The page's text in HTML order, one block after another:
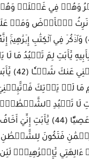
وَهُمۡ فِي غَفۡلَةٖ وَهُمۡ
نَرِثُ ٱلۡأَرۡضَ وَمَنۡ
يُرۡجَعُونَ (40) وَٱذۡكُرۡ فِي ٱلۡكِتَٰبِ
لِأَبِيهِ يَٰٓأَبَتِ لِمَ تَعۡبُدُ مَا
يُبۡصِرُ
لَمۡ يَأۡتِكَ
(43) يَٰٓأَبَتِ لَا تَعۡبُدِ
كَانَ لِلرَّحۡمَٰنِ عَصِيّٗا (44)
ءَالِهَتِي يَٰٓإِبۡرَٰهِيمُۖ لَئِن